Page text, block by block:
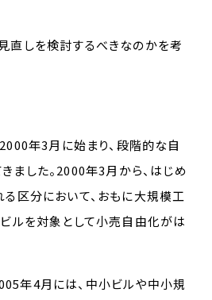
直しを検討するべきなのかを考
年3月に始まり、段階的な自
ました。2000年3月から、はじめ
る区分において、おもに大規模工
ビルを対象として小売自由化がは
年4月には、中小ビルや中小規